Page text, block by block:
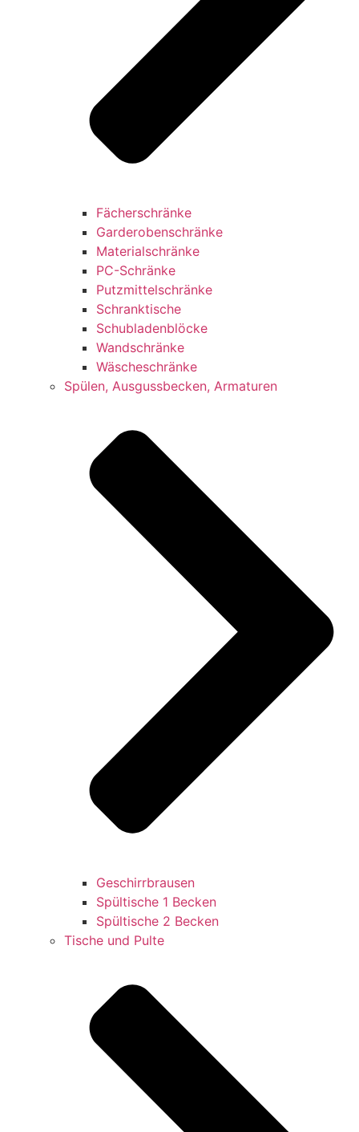
Fächerschränke
Garderobenschränke
Materialschränke
PC-Schränke
Putzmittelschränke
Schranktische
Schubladenblöcke
Wandschränke
Wäscheschränke
Spülen, Ausgussbecken, Armaturen
Geschirrbrausen
Spültische 1 Becken
Spültische 2 Becken
Tische und Pulte